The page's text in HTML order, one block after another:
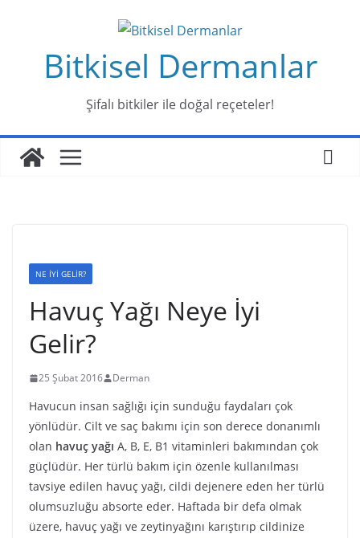
Bitkisel Dermanlar
Şifalı bitkiler ile doğal reçeteler!
NE İYİ GELİR?
Havuç Yağı Neye İyi
Gelir?
25 Şubat 2016 Derman
Havucun insan sağlığı için sunduğu faydaları çok
yönlüdür. Cilt ve saç bakımı için son derece donanımlı
olan havuç yağı A, B, E, B1 vitaminleri bakımından çok
güçlüdür. Her türlü bakım için özenle kullanılması
tavsiye edilen havuç yağı, cildi dejenere eden her türlü
olumsuzluğu absorte eder. Haftada bir defa olmak
üzere, havuç yağı ve zeytinyağını karıştırıp cildinize